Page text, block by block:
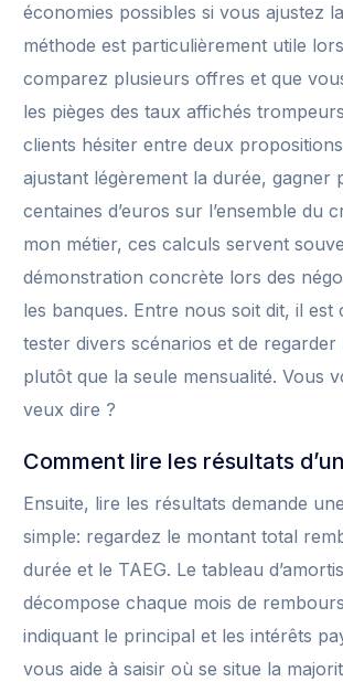
économies possibles si vous ajustez
méthode est particulièrement utile
comparez plusieurs offres et que
les pièges des taux affichés
clients hésiter entre deux
ajustant légèrement la durée, gagner
centaines d’euros sur l’ensemble du
mon métier, ces calculs servent
démonstration concrète lors des
les banques. Entre nous soit dit, il est
tester divers scénarios et de
plutôt que la seule mensualité. Vous
veux dire ?
Comment lire les résultats
Ensuite, lire les résultats demande
simple: regardez le montant total
durée et le TAEG. Le tableau
décompose chaque mois de
indiquant le principal et les intérêts
vous aide à saisir où se situe la